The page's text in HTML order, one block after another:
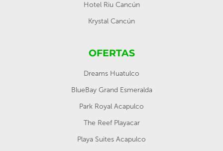
Hotel Riu Cancún
Krystal Cancún
OFERTAS
Dreams Huatulco
BlueBay Grand Esmeralda
Park Royal Acapulco
The Reef Playacar
Playa Suites Acapulco